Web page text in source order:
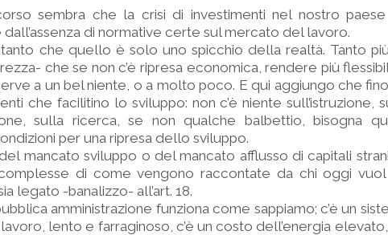
sembra che la crisi di investimenti nel nostro paese
di normative certe sul mercato del lavoro.
che quello è solo uno spicchio della realtà. Tanto
che se non c’è ripresa economica, rendere più
a un bel niente, o a molto poco. E qui aggiungo che
che facilitino lo sviluppo: non c’è niente sull’istruzione,
sulla ricerca, se non qualche balbettio, bisogna
per una ripresa dello sviluppo.
mancato sviluppo o del mancato afflusso di capitali
di come vengono raccontate da chi oggi
legato -banalizzo- all’art. 18.
amministrazione funziona come sappiamo; c’è un
lento e farraginoso, c’è un costo dell’energia elevato,